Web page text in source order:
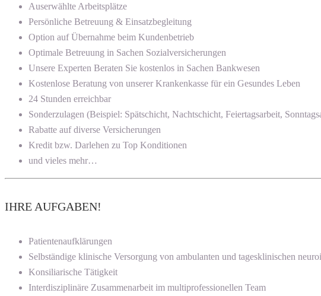
Auserwählte Arbeitsplätze
Persönliche Betreuung & Einsatzbegleitung
Option auf Übernahme beim Kundenbetrieb
Optimale Betreuung in Sachen Sozialversicherungen
Unsere Experten Beraten Sie kostenlos in Sachen Bankwesen
Kostenlose Beratung von unserer Krankenkasse für ein Gesundes Leben
24 Stunden erreichbar
Sonderzulagen (Beispiel: Spätschicht, Nachtschicht, Feiertagsarbeit,
Rabatte auf diverse Versicherungen
Kredit bzw. Darlehen zu Top Konditionen
und vieles mehr…
IHRE AUFGABEN!
Patientenaufklärungen
Selbständige klinische Versorgung von ambulanten und tagesklinischen
Konsiliarische Tätigkeit
Interdisziplinäre Zusammenarbeit im multiprofessionellen Team